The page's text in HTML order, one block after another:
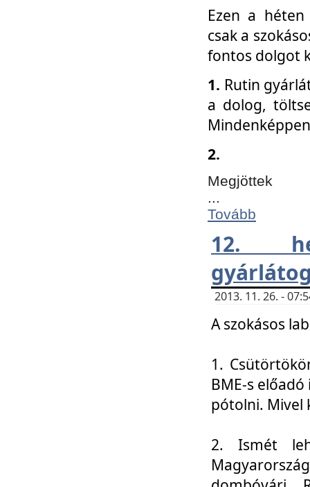
Ezen a
csak a
fontos dolgot
1. Rutin
a dolog,
2.
Megjöttek
...
Tovább
12.
2013. 11. 26. -
A szokásos
1.
BME-s
pótolni. Mivel
2. Ismét